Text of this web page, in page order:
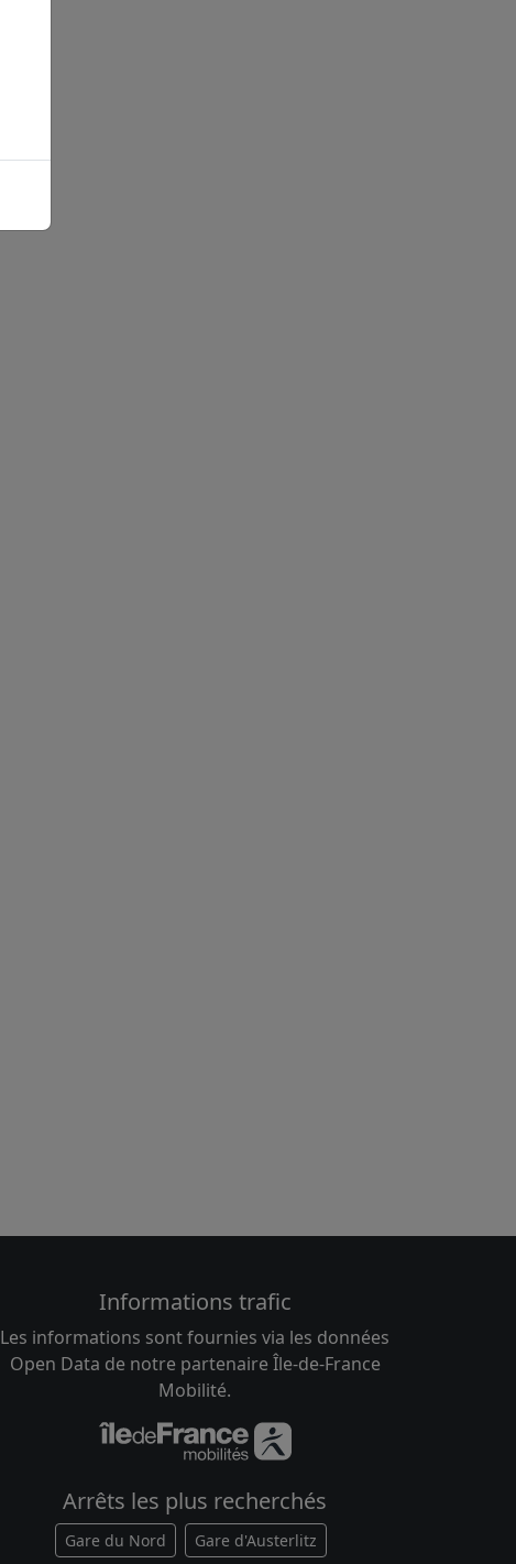
Informations trafic
Les informations sont fournies via les données
Open Data de notre partenaire Île-de-France
Mobilité.
Arrêts les plus recherchés
Gare du Nord Gare d'Austerlitz